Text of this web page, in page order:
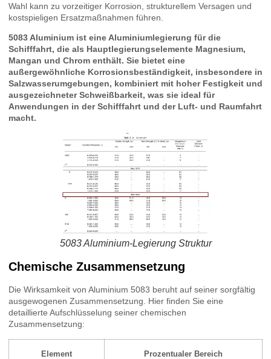
Wahl kann zu vorzeitiger Korrosion, strukturellem Versagen und
kostspieligen Ersatzmaßnahmen führen.
5083 Aluminium ist eine Aluminiumlegierung für die
Schifffahrt, die als Hauptlegierungselemente Magnesium,
Mangan und Chrom enthält. Sie bietet eine
außergewöhnliche Korrosionsbeständigkeit, insbesondere in
Salzwasserumgebungen, kombiniert mit hoher Festigkeit und
ausgezeichneter Schweißbarkeit, was sie ideal für
Anwendungen in der Schifffahrt und der Luft- und Raumfahrt
macht.
5083 Aluminium-Legierung Struktur
Chemische Zusammensetzung
Die Wirksamkeit von Aluminium 5083 beruht auf seiner sorgfältig
ausgewogenen Zusammensetzung. Hier finden Sie eine
detaillierte Aufschlüsselung seiner chemischen
Zusammensetzung:
Element Prozentualer Bereich